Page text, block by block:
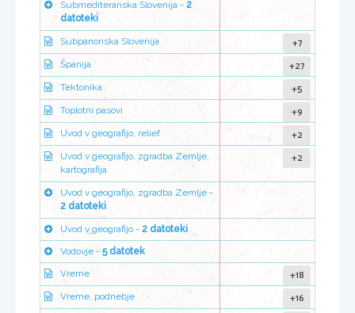
Submediteranska Slovenija - 2
datoteki
Subpanonska Slovenija +7
Španija +27
Tektonika +5
Toplotni pasovi +9
Uvod v geografijo, relief +2
Uvod v geografijo, zgradba Zemlje,
kartografija
+2
Uvod v geografijo, zgradba Zemlje -
2 datoteki
Uvod v geografijo - 2 datoteki
Vodovje - 5 datotek
Vreme
+18
Vreme, podnebje +16